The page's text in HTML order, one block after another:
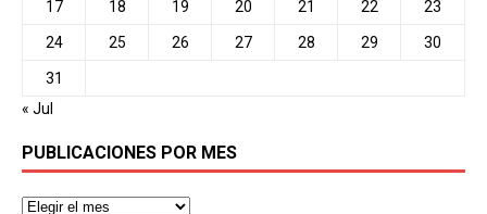
17 18 19 20 21 22 23
24 25 26 27 28 29 30
31
« Jul
PUBLICACIONES POR MES